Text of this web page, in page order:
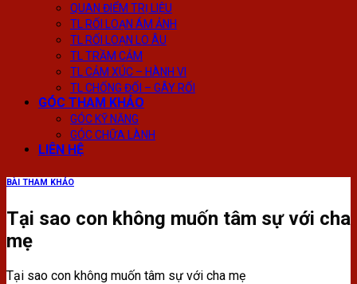
QUAN ĐIỂM TRỊ LIỆU
TL RỐI LOẠN ÁM ẢNH
TL RỐI LOẠN LO ÂU
TL TRẦM CẢM
TL CẢM XÚC – HÀNH VI
TL CHỐNG ĐỐI – GÂY RỐI
GÓC THAM KHẢO
GÓC KỸ NĂNG
GÓC CHỮA LÀNH
LIÊN HỆ
BÀI THAM KHẢO
Tại sao con không muốn tâm sự với cha
mẹ
Tại sao con không muốn tâm sự với cha mẹ